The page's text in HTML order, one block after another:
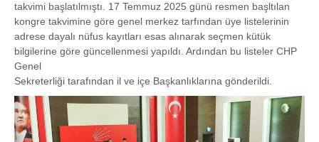
takvimi başlatılmıştı. 17 Temmuz 2025 günü resmen başltılan
kongre takvimine göre genel merkez tarfından üye listelerinin
adrese dayalı nüfus kayıtları esas alınarak seçmen kütük
bilgilerine göre güncellenmesi yapıldı. Ardından bu listeler CHP
Genel
Sekreterliği tarafından il ve içe Başkanlıklarına gönderildi.